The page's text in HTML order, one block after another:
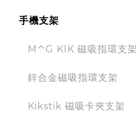
手機支架
M⌃G KIK 磁吸指環支架
鋅合金磁吸指環支架
Kikstik 磁吸卡夾支架